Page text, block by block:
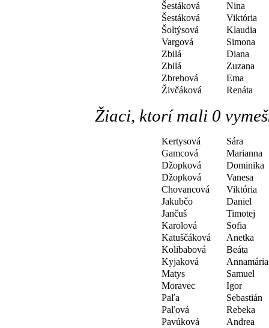
Šestáková
Nina
Šestáková
Viktória
Šoltýsová
Klaudia
Vargová
Simona
Zbilá
Diana
Zbilá
Zuzana
Zbrehová
Ema
Živčáková
Renáta
Žiaci, ktorí mali 0
Kertysová
Sára
Gamcová
Marianna
Džopková
Dominika
Džopková
Vanesa
Chovancová
Viktória
Jakubčo
Daniel
Jančuš
Timotej
Karolová
Sofia
Katuščáková
Anetka
Kolibabová
Beáta
Kyjaková
Annamária
Matys
Samuel
Moravec
Igor
Paľa
Sebastián
Paľová
Rebeka
Pavúková
Andrea